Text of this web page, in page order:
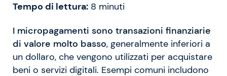
Tempo di lettura: 8 minuti
I micropagamenti sono transazioni finanziarie
di valore molto basso, generalmente inferiori a
un dollaro, che vengono utilizzati per acquistare
beni o servizi digitali. Esempi comuni includono